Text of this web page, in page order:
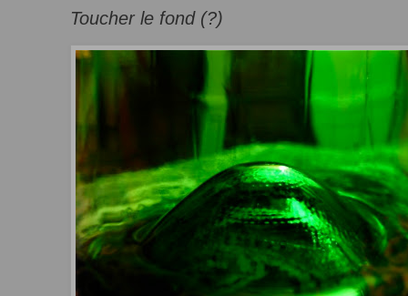
Toucher le fond (?)